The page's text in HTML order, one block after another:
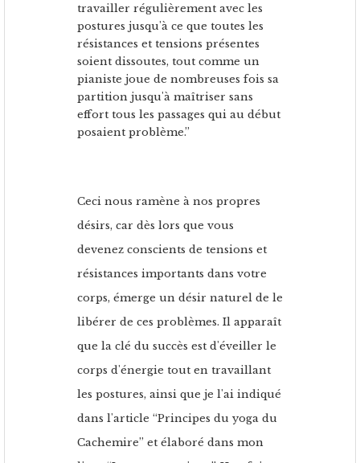
travailler régulièrement avec les
postures jusqu'à ce que toutes les
résistances et tensions présentes
soient dissoutes, tout comme un
pianiste joue de nombreuses fois sa
partition jusqu'à maîtriser sans
effort tous les passages qui au début
posaient problème.”
Ceci nous ramène à nos propres
désirs, car dès lors que vous
devenez conscients de tensions et
résistances importants dans votre
corps, émerge un désir naturel de le
libérer de ces problèmes. Il apparaît
que la clé du succès est d'éveiller le
corps d'énergie tout en travaillant
les postures, ainsi que je l'ai indiqué
dans l'article “Principes du yoga du
Cachemire” et élaboré dans mon